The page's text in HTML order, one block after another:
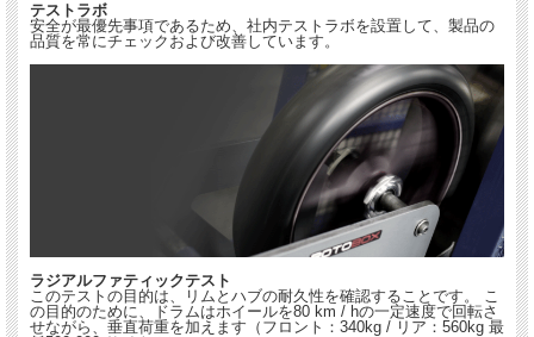
テストラボ
安全が最優先事項であるため、社内テストラボを設置して、製品の
品質を常にチェックおよび改善しています。
ラジアルファティックテスト
このテストの目的は、リムとハブの耐久性を確認することです。 こ
の目的のために、ドラムはホイールを80 km / hの一定速度で回転さ
せながら、垂直荷重を加えます（フロント：340kg / リア：560kg 最